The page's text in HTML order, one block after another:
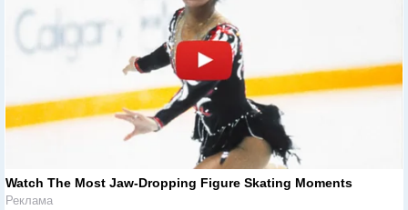
Watch The Most Jaw‑Dropping Figure Skating Moments
Реклама